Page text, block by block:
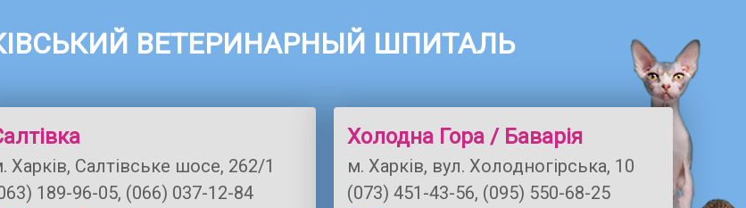
ВЕТЕРИНАРНЫЙ ШПИТАЛЬ
Харків, Салтівське шосе, 262/1
189-96-05, (066) 037-12-84
Холодна Гора / Баварія
м. Харків, вул. Холодногірська, 10
(073) 451-43-56, (095) 550-68-25